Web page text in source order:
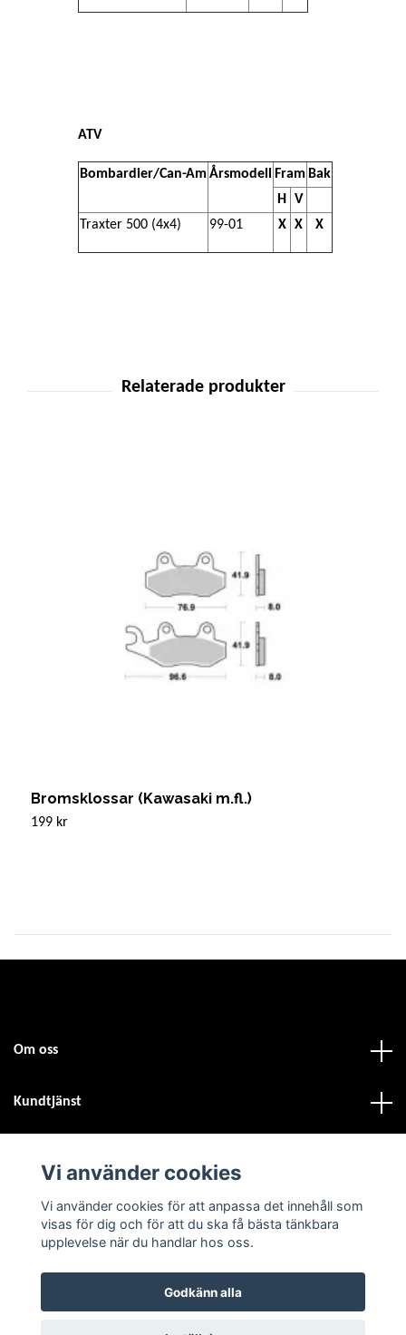
ATV
Bombardier/Can-AmÅrsmodell Fram Bak
H
V
Traxter 500 (4x4)
99-01 X X X
Bromsklossar (Kawasaki m.fl.)
199 kr
Om oss
Kundtjänst
Sociala medier
© 2026 Atvdäck.se
Vi använder cookies
Vi använder cookies för att anpassa det innehåll som
visas för dig och för att du ska få bästa tänkbara
upplevelse när du handlar hos oss.
Godkänn alla